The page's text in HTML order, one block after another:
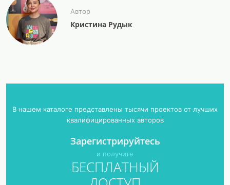
Автор
Кристина Рудык
В нашем каталоге представлены тысячи проектов от лучших
квалифицированных авторов
Зарегистрируйтесь
и получите
БЕСПЛАТНЫЙ